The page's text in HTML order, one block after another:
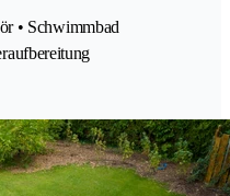
• Schwimmbad